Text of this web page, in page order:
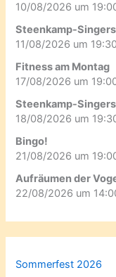
10/08/2026 um
Steenkamp-
11/08/2026 um
Fitness am Montag
17/08/2026 um
Steenkamp-
18/08/2026 um
Bingo!
21/08/2026 um
Aufräumen der
22/08/2026 um
Sommerfest 2026